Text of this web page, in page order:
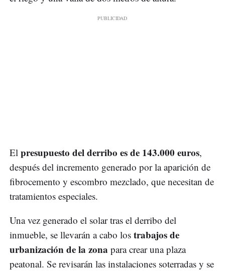
El presupuesto del derribo es de 143.000 euros,
después del incremento generado por la aparición de
fibrocemento y escombro mezclado, que necesitan de
tratamientos especiales.
Una vez generado el solar tras el derribo del
inmueble, se llevarán a cabo los trabajos de
urbanización de la zona para crear una plaza
peatonal. Se revisarán las instalaciones soterradas y se